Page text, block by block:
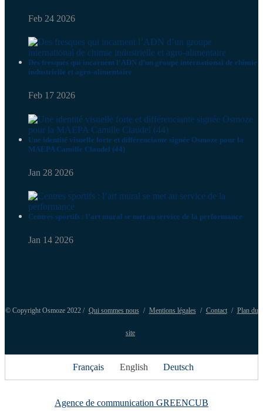
Feb 24 2026
Des fresques qui incarnent l’ADN d’un groupe international de chimie
industrielle et agro-alimentaire
Feb 17 2026
Une identité visuelle forte et différenciante signée Osmoze pour la
MAEPA Camille Claudel (44)
Jan 28 2026
Centres sportifs : l’art mural se met au service de la performance
Jan 14 2026
© Copyright Osmoze 2022 / Qui sommes nous / Mentions légales / Contact / Plan du
site
Français English Deutsch
Agence de communication GREENCUB